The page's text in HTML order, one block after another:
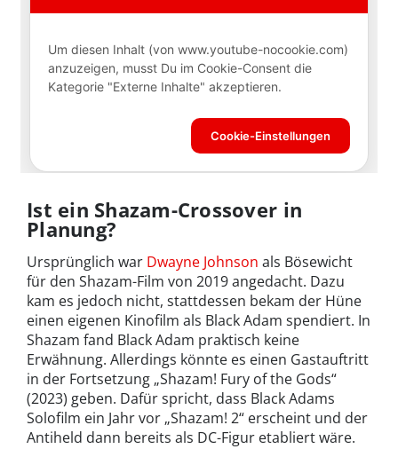
Ist ein Shazam-Crossover in
Planung?
Ursprünglich war Dwayne Johnson als Bösewicht
für den Shazam-Film von 2019 angedacht. Dazu
kam es jedoch nicht, stattdessen bekam der Hüne
einen eigenen Kinofilm als Black Adam spendiert. In
Shazam fand Black Adam praktisch keine
Erwähnung. Allerdings könnte es einen Gastauftritt
in der Fortsetzung „Shazam! Fury of the Gods“
(2023) geben. Dafür spricht, dass Black Adams
Solofilm ein Jahr vor „Shazam! 2“ erscheint und der
Antiheld dann bereits als DC-Figur etabliert wäre.